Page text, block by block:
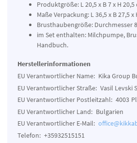
Produktgröße: L 20,5 x B 7 x H 20,5
Maße Verpackung: L 36,5 x B 27,5 x
Brusthaubengröße: Durchmesser
im Set enthalten: Milchpumpe,
Handbuch.
Herstellerinformationen
EU Verantwortlicher Name: Kika Group
EU Verantwortlicher Straße: Vasil Levski
EU Verantwortlicher Postleitzahl: 4003
EU Verantwortlicher Land: Bulgarien
EU Verantwortlicher E-Mail:
Telefon: +35932515151